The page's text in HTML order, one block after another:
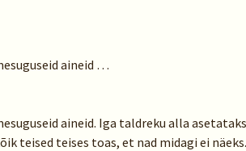
aineid …
aineid. Iga taldreku alla
teised teises toas, et nad midagi ei näeks.